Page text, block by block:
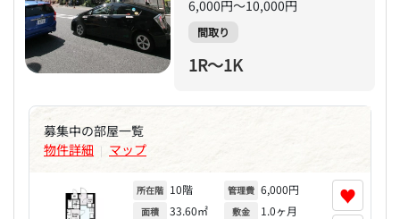
6,000円～10,000円
間取り
1R～1K
募集中の部屋一覧
物件詳細 | マップ
所在階 10階
面積 33.60㎡
管理費 6,000円
敷金 1.0ヶ月
♥